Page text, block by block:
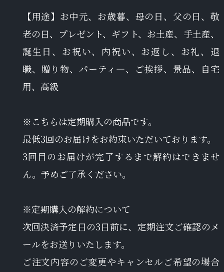
【用途】お中元、お歳暮、母の日、父の日、敬
老の日、プレゼント、ギフト、お土産、手土産、
誕生日、お祝い、内祝い、お返し、お礼、退
職、贈り物、パーティ―、ご挨拶、景品、自宅
用、高級
※こちらは定期購入の商品です。
最低3回のお届けをお約束いただいております。
3回目のお届けが完了するまで解約はできませ
ん。予めご了承ください。
※定期購入の解約について
次回決済予定日の3日前に、定期注文ご確認のメ
ールをお送りいたします。
ご注文内容のご変更やキャンセルご希望の場合